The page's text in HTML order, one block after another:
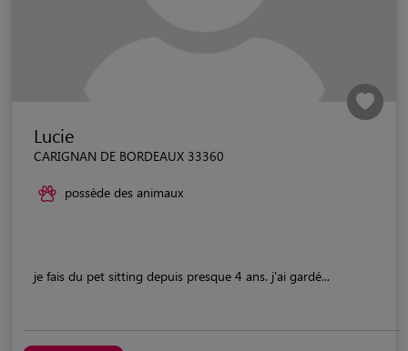
Lucie
CARIGNAN DE BORDEAUX 33360
possède des animaux
je fais du pet sitting depuis presque 4 ans. j'ai gardé...